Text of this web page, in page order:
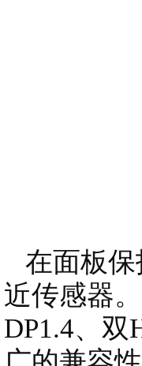
在面板保
近传感器
DP1.4、